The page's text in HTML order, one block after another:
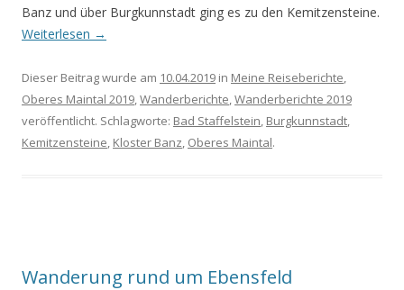
Banz und über Burgkunnstadt ging es zu den Kemitzensteine.
Weiterlesen →
Dieser Beitrag wurde am 10.04.2019 in Meine Reiseberichte,
Oberes Maintal 2019,Wanderberichte,Wanderberichte 2019
veröffentlicht. Schlagworte: Bad Staffelstein, Burgkunnstadt,
Kemitzensteine, Kloster Banz, Oberes Maintal.
Wanderung rund um Ebensfeld